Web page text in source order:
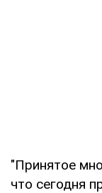
"Принятое
что сегодня